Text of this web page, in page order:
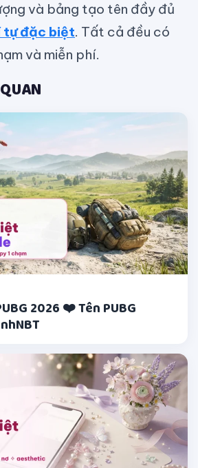
và bảng tạo tên đầy đủ
tự đặc biệt. Tất cả đều có
và miễn phí.
2026 ❤️ Tên PUBG